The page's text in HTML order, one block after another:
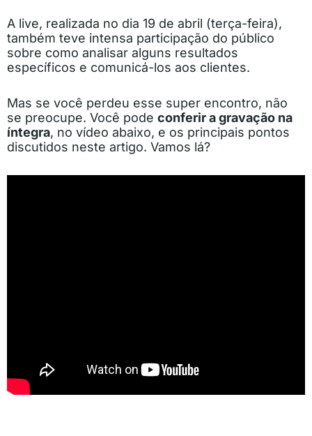
A live, realizada no dia 19 de abril (terça-feira),
também teve intensa participação do público
sobre como analisar alguns resultados
específicos e comunicá-los aos clientes.
Mas se você perdeu esse super encontro, não
se preocupe. Você pode conferir a gravação na
íntegra, no vídeo abaixo, e os principais pontos
discutidos neste artigo. Vamos lá?